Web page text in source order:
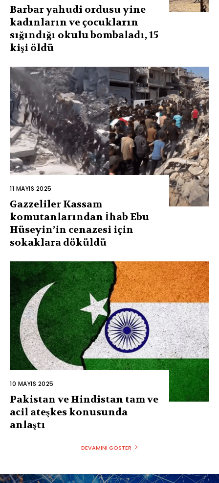
Barbar yahudi ordusu yine
kadınların ve çocukların
sığındığı okulu bombaladı, 15
kişi öldü
11 MAYIS 2025
Gazzeliler Kassam
komutanlarından İhab Ebu
Hüseyin’in cenazesi için
sokaklara döküldü
10 MAYIS 2025
Pakistan ve Hindistan tam ve
acil ateşkes konusunda
anlaştı
DEVAMINI GÖSTER